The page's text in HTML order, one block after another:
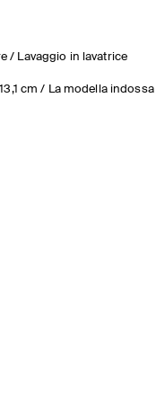
/ Lavaggio in lavatrice
cm / La modella indossa